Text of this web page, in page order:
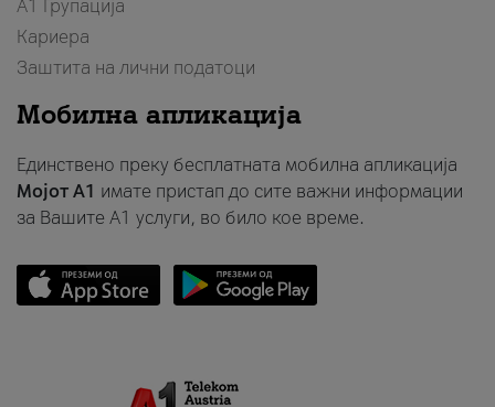
А1 Групација
Кариера
Заштита на лични податоци
Мобилна апликација
Единствено преку бесплатната мобилна апликација
Мојот A1 имате пристап до сите важни информации
за Вашите A1 услуги, во било кое време.